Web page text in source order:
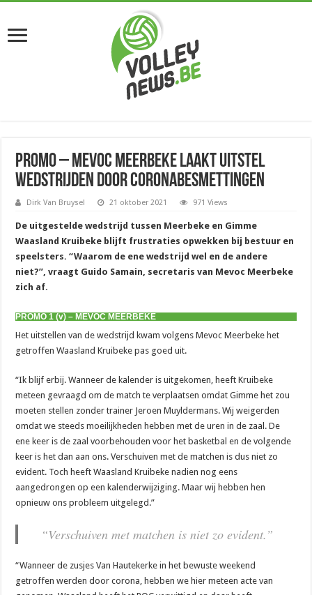
Promo – Mevoc Meerbeke laakt uitstel
wedstrijden door coronabesmettingen
Dirk Van Bruysel 21 oktober 2021 971 Views
De uitgestelde wedstrijd tussen Meerbeke en Gimme
Waasland Kruibeke blijft frustraties opwekken bij bestuur en
speelsters. “Waarom de ene wedstrijd wel en de andere
niet?”, vraagt Guido Samain, secretaris van Mevoc Meerbeke
zich af.
PROMO 1 (v) – MEVOC MEERBEKE
Het uitstellen van de wedstrijd kwam volgens Mevoc Meerbeke het
getroffen Waasland Kruibeke pas goed uit.
“Ik blijf erbij. Wanneer de kalender is uitgekomen, heeft Kruibeke
meteen gevraagd om de match te verplaatsen omdat Gimme het zou
moeten stellen zonder trainer Jeroen Muyldermans. Wij weigerden
omdat we steeds moeilijkheden hebben met de uren in de zaal. De
ene keer is de zaal voorbehouden voor het basketbal en de volgende
keer is het dan aan ons. Verschuiven met de matchen is dus niet zo
evident. Toch heeft Waasland Kruibeke nadien nog eens
aangedrongen op een kalenderwijziging. Maar wij hebben hen
opnieuw ons probleem uitgelegd.”
“Verschuiven met matchen is niet zo evident.”
“Wanneer de zusjes Van Hautekerke in het bewuste weekend
getroffen werden door corona, hebben we hier meteen acte van